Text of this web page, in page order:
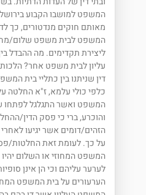
המשפט למושבו הקבוע
מאותם חוקים מנדטורים, כך
המשפט לבית משפט שלום/
ליצירת תקדימים. מה ההבדל
עליון לבית משפט אחר?
דין שניתנו בין כתליי בית
כלפי כולי עלמא, ז"א החלטה
המשפט ואשר התגלגל לפתחו
והוכרע, ברי כי פסק הדין/
הזהים/דומים אשר יגיעו לאחרי
על כך. לעומת זאת החלטות/
המשפט המחוזי או השלום יהיו
לערער עליהם וכי הן אינן
הערעורים על בית המשפט